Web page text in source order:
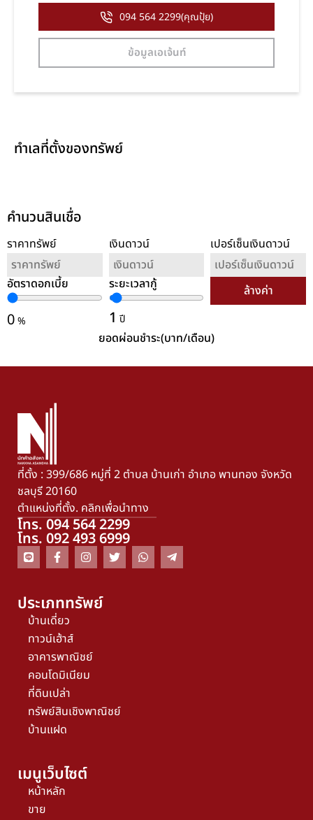
094 564 2299(คุณปุ้ย)
ข้อมูลเอเจ้นท์
ทำเลที่ตั้งของทรัพย์
คำนวนสินเชื่อ
ราคาทรัพย์ เงินดาวน์ เปอร์เซ็นเงินดาวน์
อัตราดอกเบี้ย
0%
ระยะเวลากู้
1 ปี
ล้างค่า
ยอดผ่อนชำระ(บาท/เดือน)
ที่ตั้ง : 399/686 หมู่ที่ 2 ตำบล บ้านเก่า อำเภอ พานทอง จังหวัด
ชลบุรี 20160
ตำแหน่งที่ตั้ง. คลิกเพื่อนำทาง
โทร. 094 564 2299
โทร. 092 493 6999
ประเภททรัพย์
บ้านเดี่ยว
ทาวน์เฮ้าส์
อาคารพาณิชย์
คอนโดมิเนียม
ที่ดินเปล่า
ทรัพย์สินเชิงพาณิชย์
บ้านแฝด
เมนูเว็บไซต์
หน้าหลัก
ขาย